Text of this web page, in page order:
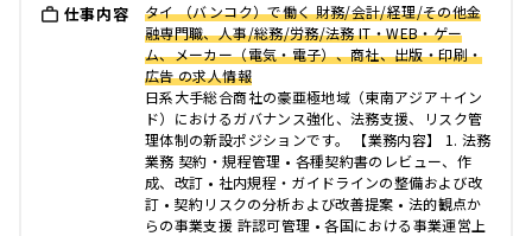
仕事内容
タイ （バンコク）で働く 財務/会計/経理/その他金
融専門職、人事/総務/労務/法務 IT・WEB・ゲー
ム、メーカー（電気・電子）、商社、出版・印刷・
広告 の求人情報
日系大手総合商社の豪亜極地域（東南アジア＋イン
ド）におけるガバナンス強化、法務支援、リスク管
理体制の新設ポジションです。 【業務内容】 1. 法務
業務 契約・規程管理 • 各種契約書のレビュー、作
成、改訂 • 社内規程・ガイドラインの整備および改
訂 • 契約リスクの分析および改善提案 • 法的観点か
らの事業支援 許認可管理 • 各国における事業運営上